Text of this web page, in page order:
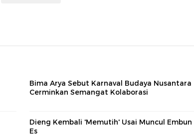
Bima Arya Sebut Karnaval Budaya Nusantara
Cerminkan Semangat Kolaborasi
Dieng Kembali 'Memutih' Usai Muncul Embun
Es